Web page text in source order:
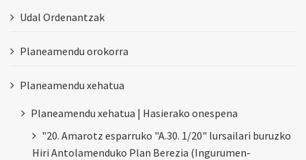
Udal Ordenantzak
Planeamendu orokorra
Planeamendu xehatua
Planeamendu xehatua | Hasierako onespena
"20. Amarotz esparruko "A.30. 1/20" lursailari buruzko
Hiri Antolamenduko Plan Berezia (Ingurumen-